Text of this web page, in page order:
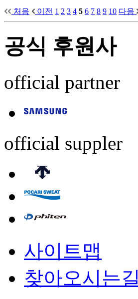
처음 이전 1 2 3 4 5 6 7 8 9 10 다음
공식 후원사
official partner
official suppler
사이트맵
찾아오시는길